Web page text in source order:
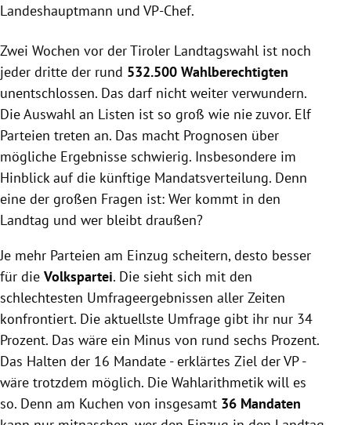
Landeshauptmann und VP-Chef.
Zwei Wochen vor der Tiroler Landtagswahl ist noch
jeder dritte der rund 532.500 Wahlberechtigten
unentschlossen. Das darf nicht weiter verwundern.
Die Auswahl an Listen ist so groß wie nie zuvor. Elf
Parteien treten an. Das macht Prognosen über
mögliche Ergebnisse schwierig. Insbesondere im
Hinblick auf die künftige Mandatsverteilung. Denn
eine der großen Fragen ist: Wer kommt in den
Landtag und wer bleibt draußen?
Je mehr Parteien am Einzug scheitern, desto besser
für die Volkspartei. Die sieht sich mit den
schlechtesten Umfrageergebnissen aller Zeiten
konfrontiert. Die aktuellste Umfrage gibt ihr nur 34
Prozent. Das wäre ein Minus von rund sechs Prozent.
Das Halten der 16 Mandate - erklärtes Ziel der VP -
wäre trotzdem möglich. Die Wahlarithmetik will es
so. Denn am Kuchen von insgesamt 36 Mandaten